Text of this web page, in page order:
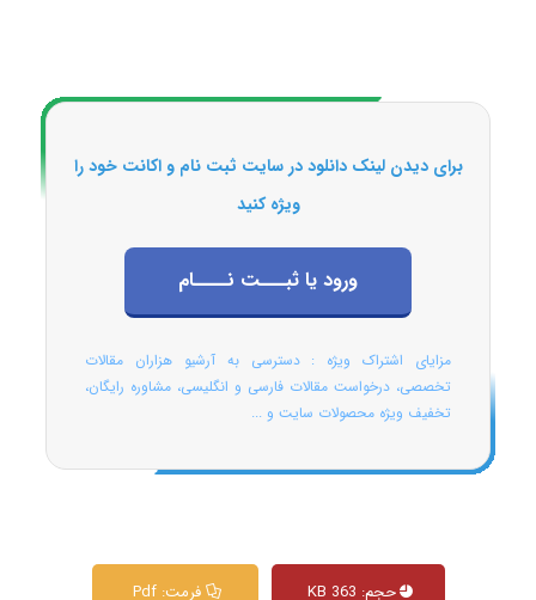
برای دیدن لینک دانلود در سایت ثبت نام و اکانت خود را
ویژه کنید
ورود یا ثبـــت نــــام
مزایای اشتراک ویژه : دسترسی به آرشیو هزاران مقالات
تخصصی، درخواست مقالات فارسی و انگلیسی، مشاوره رایگان،
تخفیف ویژه محصولات سایت و ...
حجم: 363 KB فرمت: Pdf